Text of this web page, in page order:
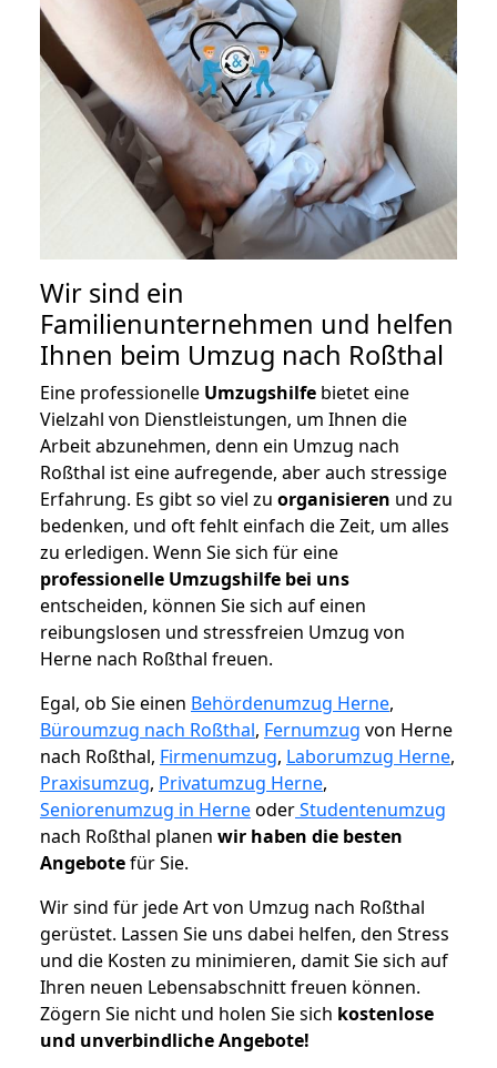
Wir sind ein
Familienunternehmen und helfen
Ihnen beim Umzug nach Roßthal
Eine professionelle Umzugshilfe bietet eine
Vielzahl von Dienstleistungen, um Ihnen die
Arbeit abzunehmen, denn ein Umzug nach
Roßthal ist eine aufregende, aber auch stressige
Erfahrung. Es gibt so viel zu organisieren und zu
bedenken, und oft fehlt einfach die Zeit, um alles
zu erledigen. Wenn Sie sich für eine
professionelle Umzugshilfe bei uns
entscheiden, können Sie sich auf einen
reibungslosen und stressfreien Umzug von
Herne nach Roßthal freuen.
Egal, ob Sie einen Behördenumzug Herne,
Büroumzug nach Roßthal, Fernumzug von Herne
nach Roßthal, Firmenumzug, Laborumzug Herne,
Praxisumzug, Privatumzug Herne,
Seniorenumzug in HerneoderStudentenumzug
nach Roßthal planen wir haben die besten
Angebotefür Sie.
Wir sind für jede Art von Umzug nach Roßthal
gerüstet. Lassen Sie uns dabei helfen, den Stress
und die Kosten zu minimieren, damit Sie sich auf
Ihren neuen Lebensabschnitt freuen können.
Zögern Sie nicht und holen Sie sich kostenlose
und unverbindliche Angebote!